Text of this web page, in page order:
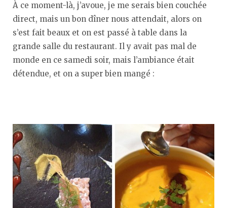
À ce moment-là, j’avoue, je me serais bien couchée
direct, mais un bon dîner nous attendait, alors on
s’est fait beaux et on est passé à table dans la
grande salle du restaurant. Il y avait pas mal de
monde en ce samedi soir, mais l’ambiance était
détendue, et on a super bien mangé :